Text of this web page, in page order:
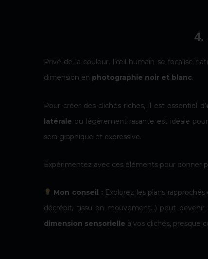
4.
Privé de la couleur, l’œil humain se focalise
dimension en photographie noir et blanc.
Pour créer des clichés riches, il est essentiel d’
latérale ou légèrement rasante est idéale
sera graphique et expressive.
Expérimentez avec ces éléments pour donner
Mon conseil : Explorez les plans
décrépit, tissu en mouvement…) peut devenir
dimension sensorielle à vos clichés, presque